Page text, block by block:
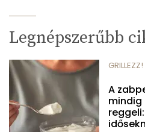
Legnépszerűbb
GRILLEZZ!
A
mindig